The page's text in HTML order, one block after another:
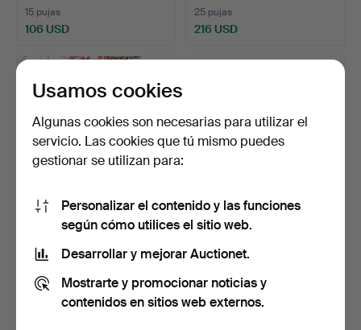
15 pujas
106 USD
25 pujas
216 USD
RELOJ DE BOLSILLO,
mucha plata.
Subastado 26 jun 2025
4 pujas
74 USD
RELOJ DE BOLSILLO, 2
piezas, plateado, b.l…
10 pujas
80 USD
Usamos cookies
Algunas cookies son necesarias para utilizar el
servicio. Las cookies que tú mismo puedes
gestionar se utilizan para:
Personalizar el contenido y las funciones
según cómo utilices el sitio web.
Desarrollar y mejorar Auctionet.
Mostrarte y promocionar noticias y
contenidos en sitios web externos.